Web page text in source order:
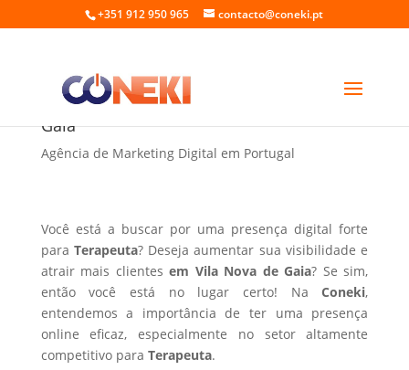
+351 912 950 965 contacto@coneki.pt
Criar site para Terapeuta em Vila Nova de
Gaia
Agência de Marketing Digital em Portugal
Você está a buscar por uma presença digital forte
paraTerapeuta? Deseja aumentar sua visibilidade e
atrair mais clientesem Vila Nova de Gaia? Se sim,
então você está no lugar certo! NaConeki,
entendemos a importância de ter uma presença
online eficaz, especialmente no setor altamente
competitivo para Terapeuta.